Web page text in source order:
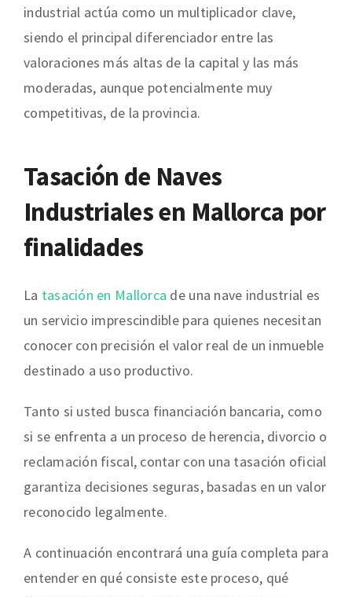
industrial actúa como un multiplicador clave,
siendo el principal diferenciador entre las
valoraciones más altas de la capital y las más
moderadas, aunque potencialmente muy
competitivas, de la provincia.
Tasación de Naves
Industriales en Mallorca por
finalidades
La tasación en Mallorca de una nave industrial es
un servicio imprescindible para quienes necesitan
conocer con precisión el valor real de un inmueble
destinado a uso productivo.
Tanto si usted busca financiación bancaria, como
si se enfrenta a un proceso de herencia, divorcio o
reclamación fiscal, contar con una tasación oficial
garantiza decisiones seguras, basadas en un valor
reconocido legalmente.
A continuación encontrará una guía completa para
entender en qué consiste este proceso, qué